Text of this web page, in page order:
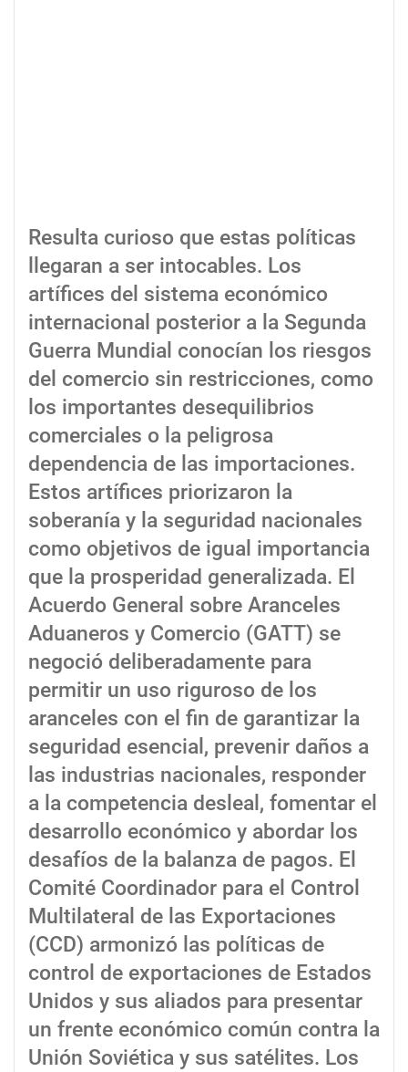
Resulta curioso que estas políticas
llegaran a ser intocables. Los
artífices del sistema económico
internacional posterior a la Segunda
Guerra Mundial conocían los riesgos
del comercio sin restricciones, como
los importantes desequilibrios
comerciales o la peligrosa
dependencia de las importaciones.
Estos artífices priorizaron la
soberanía y la seguridad nacionales
como objetivos de igual importancia
que la prosperidad generalizada. El
Acuerdo General sobre Aranceles
Aduaneros y Comercio (GATT) se
negoció deliberadamente para
permitir un uso riguroso de los
aranceles con el fin de garantizar la
seguridad esencial, prevenir daños a
las industrias nacionales, responder
a la competencia desleal, fomentar el
desarrollo económico y abordar los
desafíos de la balanza de pagos. El
Comité Coordinador para el Control
Multilateral de las Exportaciones
(CCD) armonizó las políticas de
control de exportaciones de Estados
Unidos y sus aliados para presentar
un frente económico común contra la
Unión Soviética y sus satélites. Los